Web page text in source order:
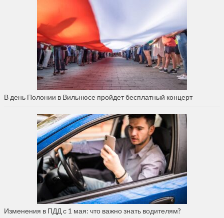
В день Полонии в Вильнюсе пройдет бесплатный концерт
Изменения в ПДД с 1 мая: что важно знать водителям?